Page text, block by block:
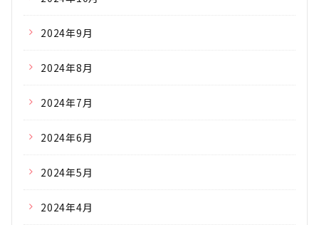
2024年9月
2024年8月
2024年7月
2024年6月
2024年5月
2024年4月